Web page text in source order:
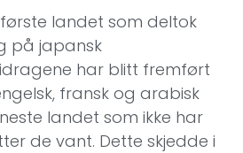
landet som deltok
på japansk
har blitt fremført
fransk og arabisk
landet som ikke har
de vant. Dette skjedde i